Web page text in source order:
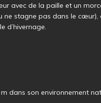
avec de la paille et un
ne stagne pas dans le cœur),
d’hivernage.
dans son environnement